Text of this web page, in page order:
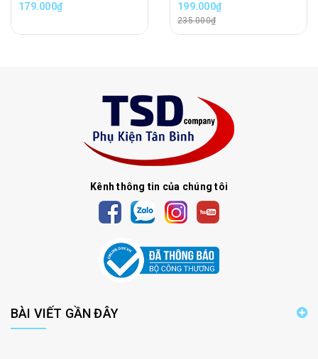
179.000₫
199.000₫
235.000₫
Kênh thông tin của chúng tôi
BÀI VIẾT GẦN ĐÂY